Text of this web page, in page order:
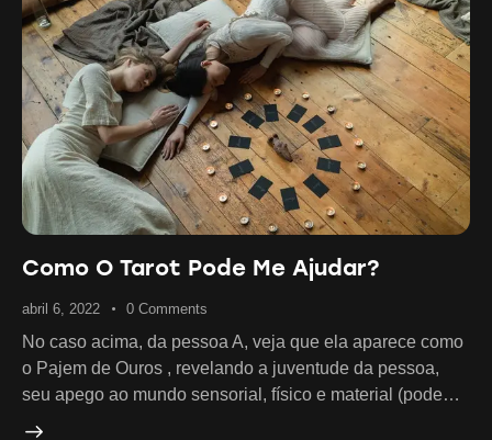
Como O Tarot Pode Me Ajudar?
abril 6, 2022 0 Comments
No caso acima, da pessoa A, veja que ela aparece como
o Pajem de Ouros , revelando a juventude da pessoa,
seu apego ao mundo sensorial, físico e material (pode…